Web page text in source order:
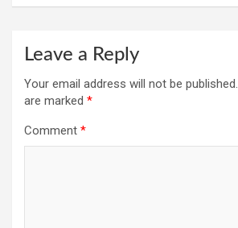
Leave a Reply
Your email address will not be published.
are marked *
Comment *